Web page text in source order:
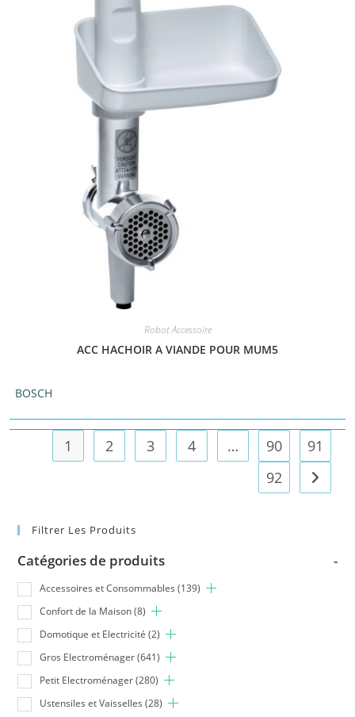
Robot Accessoire
ACC HACHOIR A VIANDE POUR MUM5
BOSCH
1 2 3 4 … 90
91
92
Filtrer Les Produits
Catégories de produits -
Accessoires et Consommables (139)
Confort de la Maison (8)
Domotique et Electricité (2)
Gros Electroménager (641)
Petit Electroménager (280)
Ustensiles et Vaisselles (28)